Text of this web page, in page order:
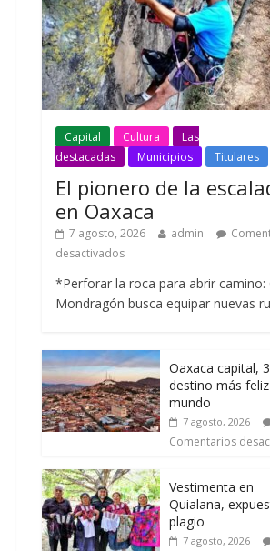
Capital Cultura
Las
destacadas
Municipios Titulares
El pionero de la
en Oaxaca
7 agosto, 2026 admin
desactivados
*Perforar la roca para abrir camino:
Mondragón busca equipar nuevas
Oaxaca capital,
destino más
mundo
7 agosto, 2026
Comentarios
Vestimenta en
Quialana,
plagio
7 agosto, 2026